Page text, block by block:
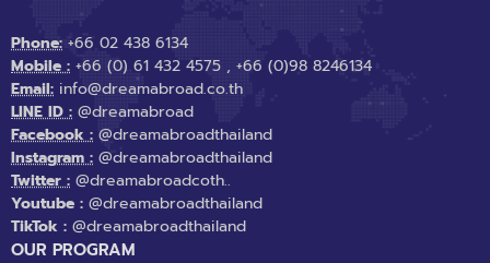
Phone: +66 02 438 6134
Mobile : +66 (0) 61 432 4575 , +66 (0)98 8246134
Email: info@dreamabroad.co.th
LINE ID : @dreamabroad
Facebook : @dreamabroadthailand
Instagram : @dreamabroadthailand
Twitter : @dreamabroadcoth..
Youtube : @dreamabroadthailand
TikTok : @dreamabroadthailand
OUR PROGRAM